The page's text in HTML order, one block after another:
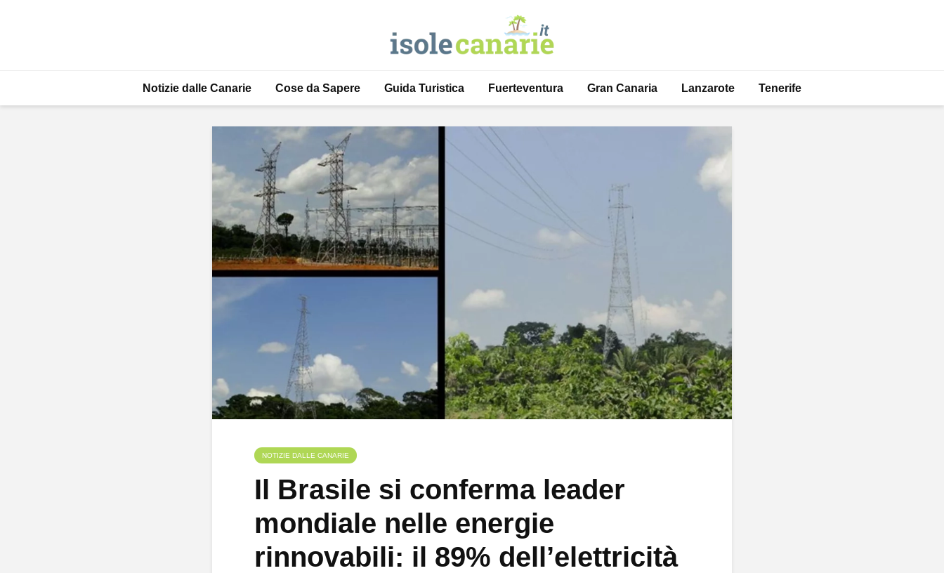
Notizie dalle Canarie Cose da Sapere Guida Turistica Fuerteventura Gran Canaria Lanzarote Tenerife
NOTIZIE DALLE CANARIE
Il Brasile si conferma leader
mondiale nelle energie
rinnovabili: il 89% dell’elettricità